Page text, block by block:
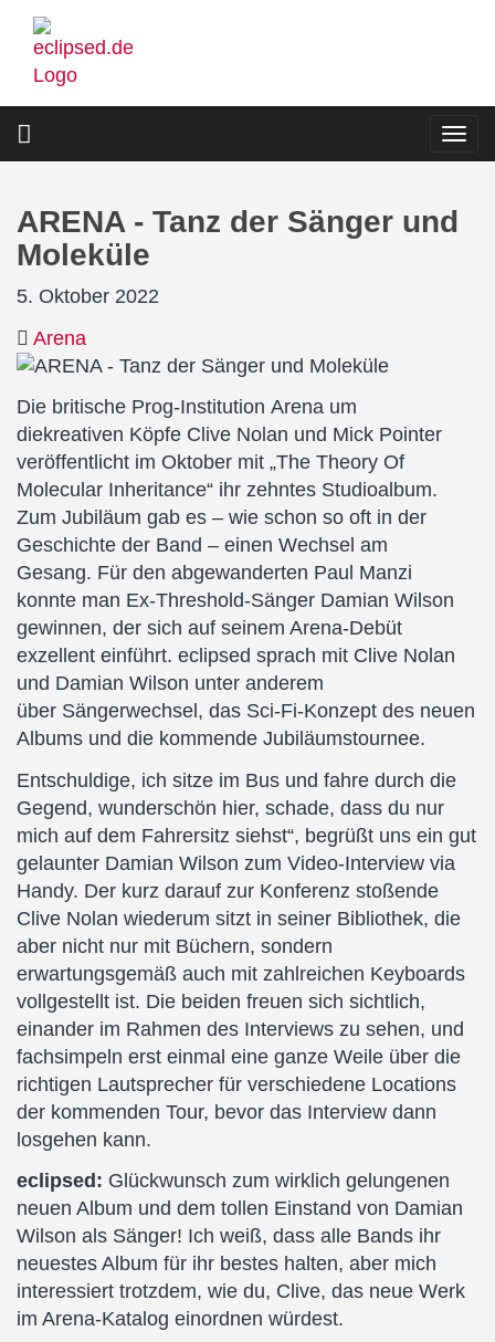
Direkt
zum
Inhalt
ARENA - Tanz der Sänger und
Moleküle
5. Oktober 2022
Arena
Die britische Prog-Institution Arena um
diekreativen Köpfe Clive Nolan und Mick Pointer
veröffentlicht im Oktober mit „The Theory Of
Molecular Inheritance“ ihr zehntes Studioalbum.
Zum Jubiläum gab es – wie schon so oft in der
Geschichte der Band – einen Wechsel am
Gesang. Für den abgewanderten Paul Manzi
konnte man Ex-Threshold-Sänger Damian Wilson
gewinnen, der sich auf seinem Arena-Debüt
exzellent einführt. eclipsed sprach mit Clive Nolan
und Damian Wilson unter anderem
über Sängerwechsel, das Sci-Fi-Konzept des neuen
Albums und die kommende Jubiläumstournee.
Entschuldige, ich sitze im Bus und fahre durch die
Gegend, wunderschön hier, schade, dass du nur
mich auf dem Fahrersitz siehst“, begrüßt uns ein gut
gelaunter Damian Wilson zum Video-Interview via
Handy. Der kurz darauf zur Konferenz stoßende
Clive Nolan wiederum sitzt in seiner Bibliothek, die
aber nicht nur mit Büchern, sondern
erwartungsgemäß auch mit zahlreichen Keyboards
vollgestellt ist. Die beiden freuen sich sichtlich,
einander im Rahmen des Interviews zu sehen, und
fachsimpeln erst einmal eine ganze Weile über die
richtigen Lautsprecher für verschiedene Locations
der kommenden Tour, bevor das Interview dann
losgehen kann.
eclipsed: Glückwunsch zum wirklich gelungenen
neuen Album und dem tollen Einstand von Damian
Wilson als Sänger! Ich weiß, dass alle Bands ihr
neuestes Album für ihr bestes halten, aber mich
interessiert trotzdem, wie du, Clive, das neue Werk
im Arena-Katalog einordnen würdest.